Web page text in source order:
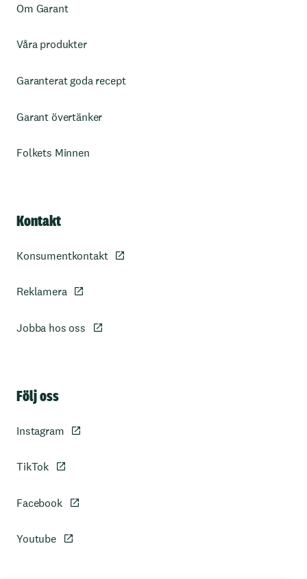
Om Garant
Våra produkter
Garanterat goda recept
Garant övertänker
Folkets Minnen
Kontakt
Konsumentkontakt
Reklamera
Jobba hos oss
Följ oss
Instagram
TikTok
Facebook
Youtube